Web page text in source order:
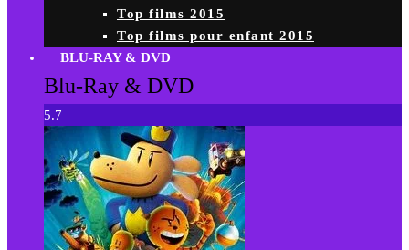
Top films 2015
Top films pour enfant 2015
BLU-RAY & DVD
Blu-Ray & DVD
5.7